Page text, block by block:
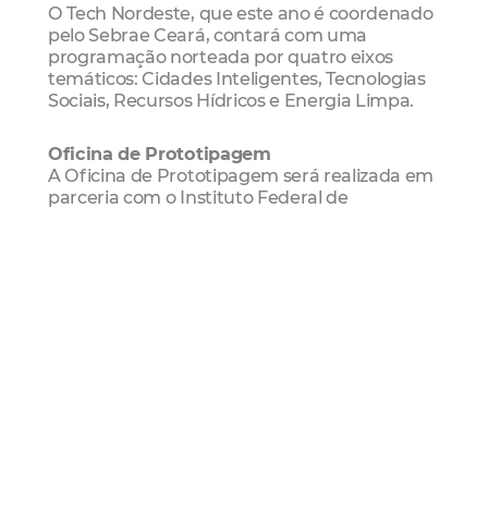
O Tech Nordeste, que este ano é coordenado
pelo Sebrae Ceará, contará com uma
programação norteada por quatro eixos
temáticos: Cidades Inteligentes, Tecnologias
Sociais, Recursos Hídricos e Energia Limpa.
Oficina de Prototipagem
A Oficina de Prototipagem será realizada em
parceria com o Instituto Federal de